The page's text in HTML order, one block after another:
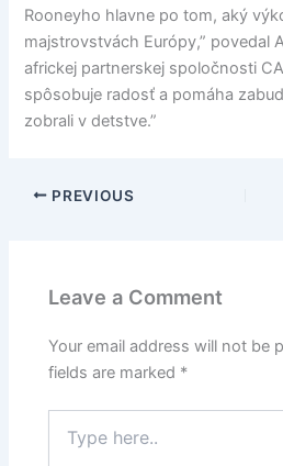
Rooneyho hlavne po tom, aký
majstrovstvách Európy,” povedal
africkej partnerskej spoločnosti
spôsobuje radosť a pomáha
zobrali v detstve.”
PREVIOUS
Leave a Comment
Your email address will not be
fields are marked *
here..